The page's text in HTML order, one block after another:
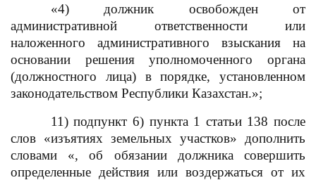
«4) должник освобожден от
административной ответственности или
наложенного административного взыскания на
основании решения уполномоченного органа
(должностного лица) в порядке, установленном
законодательством Республики Казахстан.»;
11) подпункт 6) пункта 1 статьи 138 после
слов «изъятиях земельных участков» дополнить
словами «, об обязании должника совершить
определенные действия или воздержаться от их